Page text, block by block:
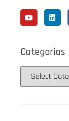
Categorias